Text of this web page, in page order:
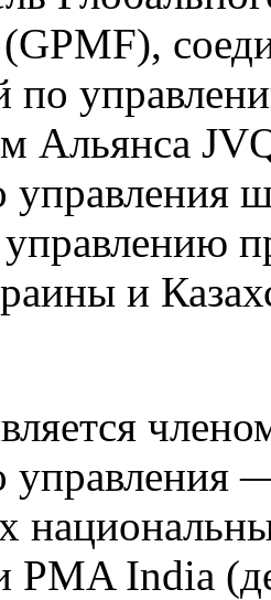
по
Альянса
управления
управлению
и
управления
PMA India